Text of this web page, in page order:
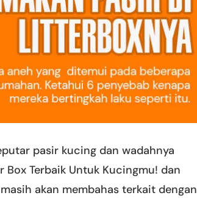
pasir kucing dan wadahnya
Terbaik Untuk Kucingmu! dan
akan membahas terkait dengan